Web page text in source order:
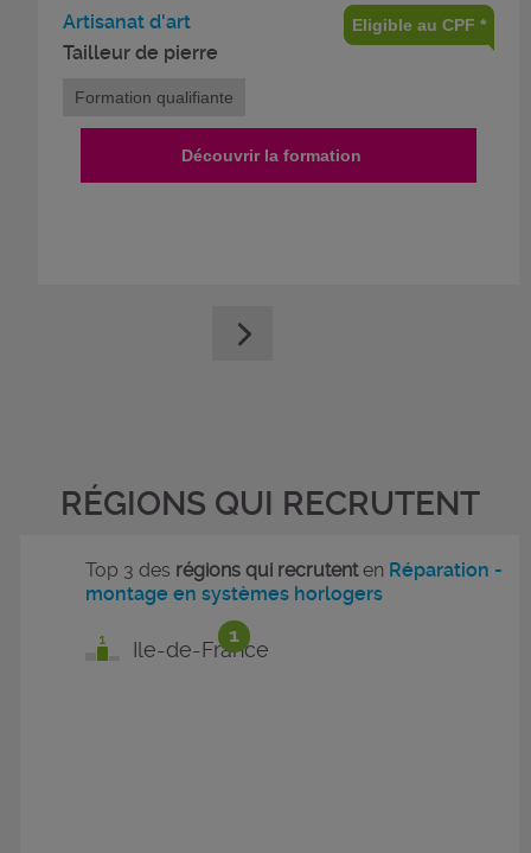
Artisanat d'art
Tailleur de pierre
Eligible au CPF *
Formation qualifiante
Découvrir la formation
RÉGIONS QUI RECRUTENT
1
Top 3 des régions qui recrutenten Réparation -
montage en systèmes horlogers
Ile-de-France